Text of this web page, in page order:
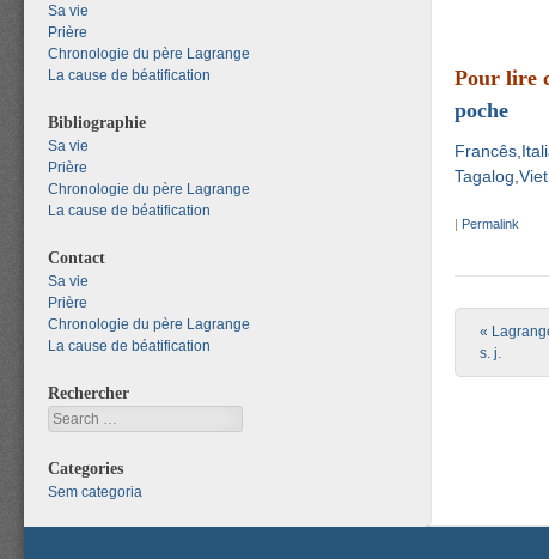
Pour lire
poche
Francês
Tagalog
| Permalink
Post
«
s. j.
Sa vie
Prière
Chronologie du père Lagrange
La cause de béatification
Bibliographie
Sa vie
Prière
Chronologie du père Lagrange
La cause de béatification
Contact
Sa vie
Prière
Chronologie du père Lagrange
La cause de béatification
Rechercher
Search
Categories
Sem categoria